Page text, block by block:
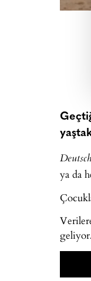
ya da